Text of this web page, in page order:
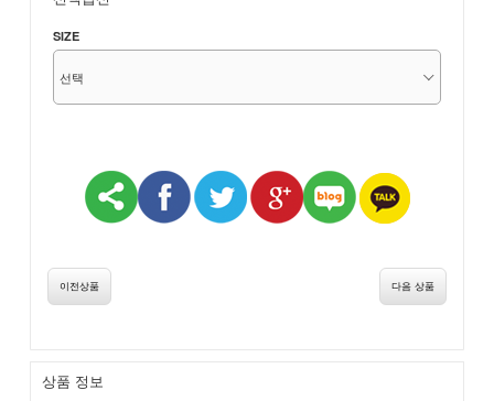
SIZE
이전상품 다음 상품
상품 정보